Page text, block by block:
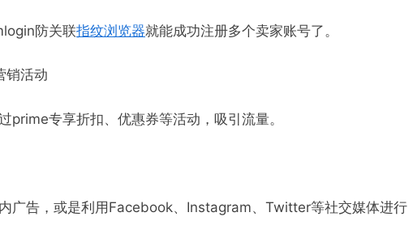
防关联指纹浏览器就能成功注册多个卖家账号了。
销活动
prime专享折扣、优惠券等活动，吸引流量。
广告，或是利用Facebook、Instagram、Twitter等社交媒体进行